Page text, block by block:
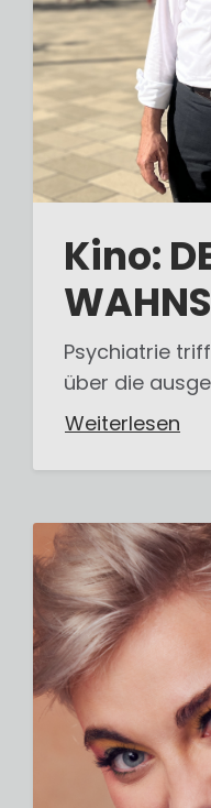
Kino:
Psychiatrie
über die
Weiterlesen